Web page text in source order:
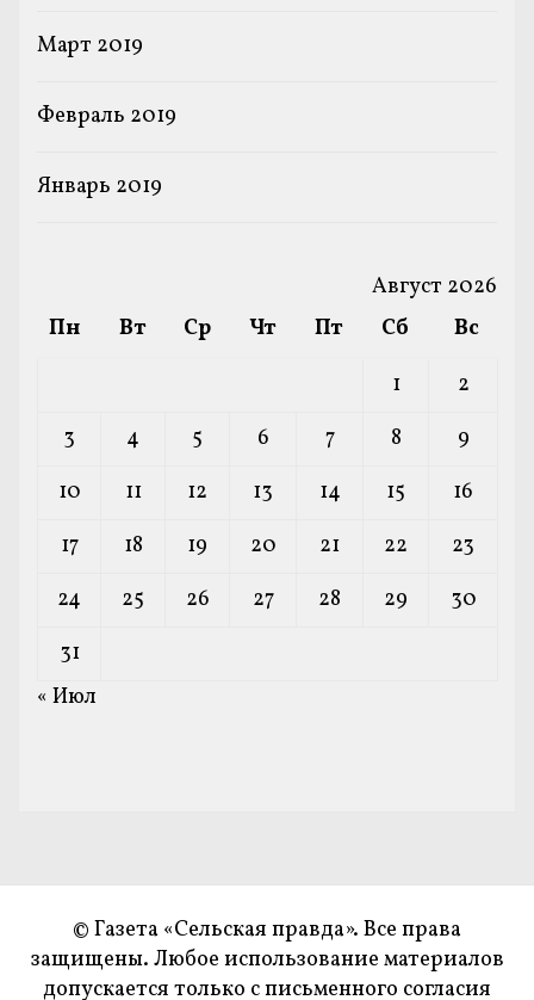
Март 2019
Февраль 2019
Январь 2019
Август 2026
Пн
Вт Ср Чт Пт Сб
Вс
1
2
3
4 5 6 7 8
9
10
11 12 13 14 15
16
17
18 19 20 21 22
23
24
25 26 27 28 29
30
31
« Июл
© Газета «Сельская правда». Все права
защищены. Любое использование материалов
допускается только с письменного согласия